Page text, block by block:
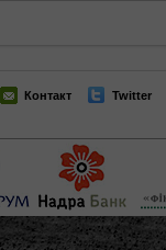
Контакт Twitter